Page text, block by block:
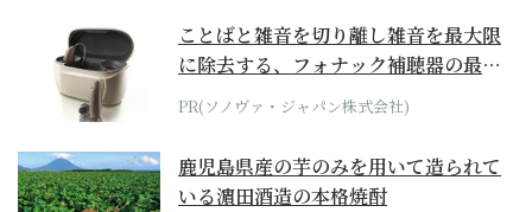
ことばと雑音を切り離し雑音を最大限
に除去する、フォナック補聴器の最上
位モデル
PR(ソノヴァ・ジャパン株式会社)
鹿児島県産の芋のみを用いて造られて
いる濵田酒造の本格焼酎